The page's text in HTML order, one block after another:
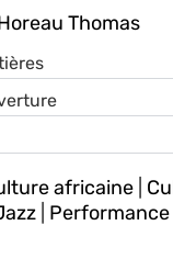
Thomas
africaine|
| Performance|